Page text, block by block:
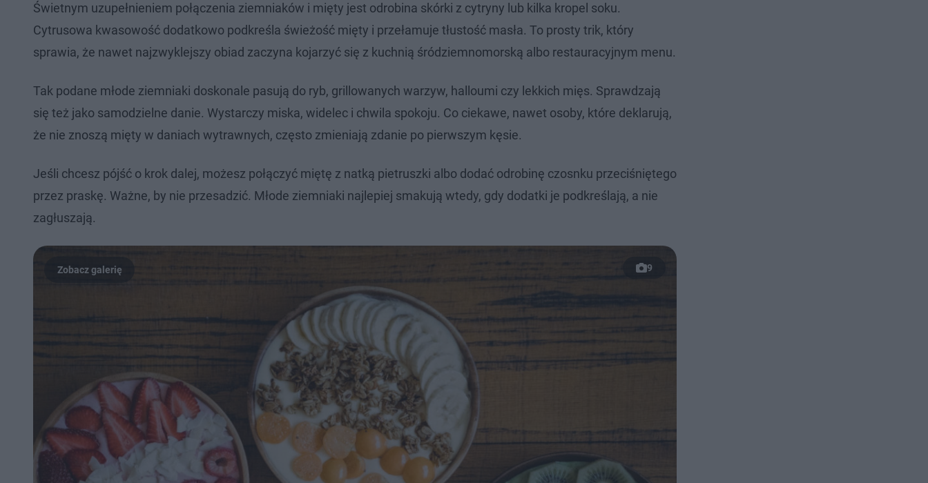
Świetnym uzupełnieniem połączenia ziemniaków i mięty jest odrobina skórki z cytryny lub kilka kropel soku.
Cytrusowa kwasowość dodatkowo podkreśla świeżość mięty i przełamuje tłustość masła. To prosty trik, który
sprawia, że nawet najzwyklejszy obiad zaczyna kojarzyć się z kuchnią śródziemnomorską albo restauracyjnym menu.
Tak podane młode ziemniaki doskonale pasują do ryb, grillowanych warzyw, halloumi czy lekkich mięs. Sprawdzają
się też jako samodzielne danie. Wystarczy miska, widelec i chwila spokoju. Co ciekawe, nawet osoby, które deklarują,
że nie znoszą mięty w daniach wytrawnych, często zmieniają zdanie po pierwszym kęsie.
Jeśli chcesz pójść o krok dalej, możesz połączyć miętę z natką pietruszki albo dodać odrobinę czosnku przeciśniętego
przez praskę. Ważne, by nie przesadzić. Młode ziemniaki najlepiej smakują wtedy, gdy dodatki je podkreślają, a nie
zagłuszają.
9